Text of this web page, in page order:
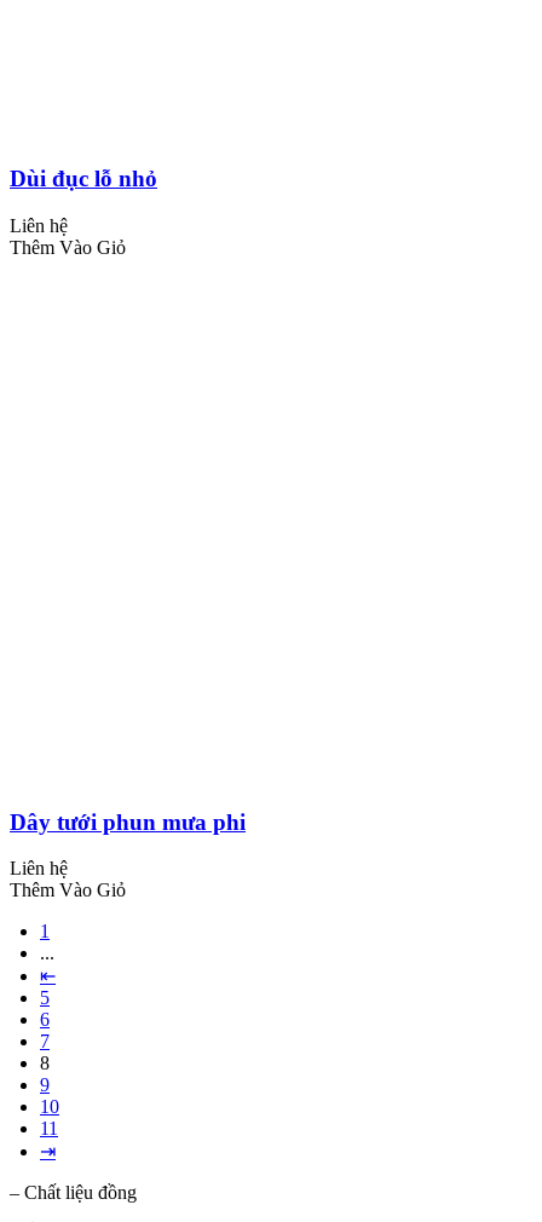
Dùi đục lỗ nhỏ
Liên hệ
Thêm Vào Giỏ
Dây tưới phun mưa phi
Liên hệ
Thêm Vào Giỏ
1
...
⇤
5
6
7
8
9
10
11
⇥
– Chất liệu đồng